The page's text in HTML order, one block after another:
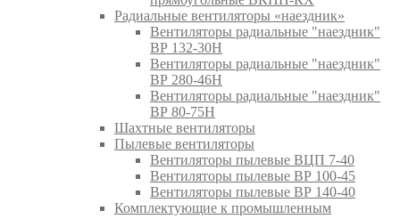
Радиальные вентиляторы «наездник»
Вентиляторы радиальные "наездник"
ВР 132-30Н
Вентиляторы радиальные "наездник"
ВР 280-46Н
Вентиляторы радиальные "наездник"
ВР 80-75Н
Шахтные вентиляторы
Пылевые вентиляторы
Вентиляторы пылевые ВЦП 7-40
Вентиляторы пылевые ВР 100-45
Вентиляторы пылевые ВР 140-40
Комплектующие к промышленным